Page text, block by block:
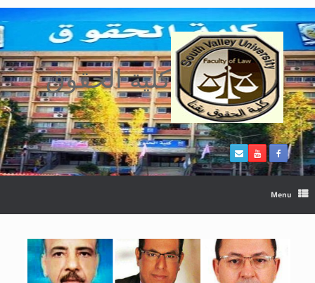
Skip
to
content
كلية الحقوق
Menu